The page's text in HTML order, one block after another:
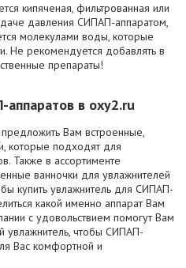
кипяченая, фильтрованная или
давления СИПАП-аппаратом,
молекулами воды, которые
Не рекомендуется добавлять в
препараты!
в oxy2.ru
Вам встроенные,
которые подходят для
Также в ассортименте
ванночки для увлажнителей
купить увлажнитель для СИПАП-
какой именно аппарат Вам
с удовольствием помогут Вам
увлажнитель, чтобы СИПАП-
Вас комфортной и